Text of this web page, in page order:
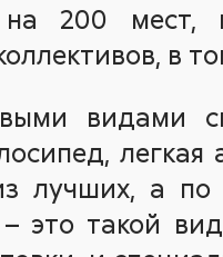
200 мест,
в
видами
легкая
лучших, а
это такой